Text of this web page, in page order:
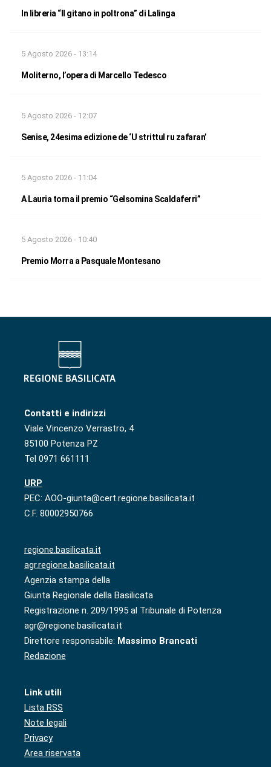
In libreria “Il gitano in poltrona” di Lalinga
5 Agosto 2026 - 13:14
Moliterno, l’opera di Marcello Tedesco
5 Agosto 2026 - 12:07
Senise, 24esima edizione de ‘U strittul ru zafaran’
5 Agosto 2026 - 11:04
A Lauria torna il premio “Gelsomina Scaldaferri”
5 Agosto 2026 - 10:40
Premio Morra a Pasquale Montesano
Contatti e indirizzi
Viale Vincenzo Verrastro, 4
85100 Potenza PZ
Tel 0971 661111
URP
PEC: AOO-giunta@cert.regione.basilicata.it
C.F. 80002950766
regione.basilicata.it
agr.regione.basilicata.it
Agenzia stampa della
Giunta Regionale della Basilicata
Registrazione n. 209/1995 al Tribunale di Potenza
agr@regione.basilicata.it
Direttore responsabile: Massimo Brancati
Redazione
Link utili
Lista RSS
Note legali
Privacy
Area riservata